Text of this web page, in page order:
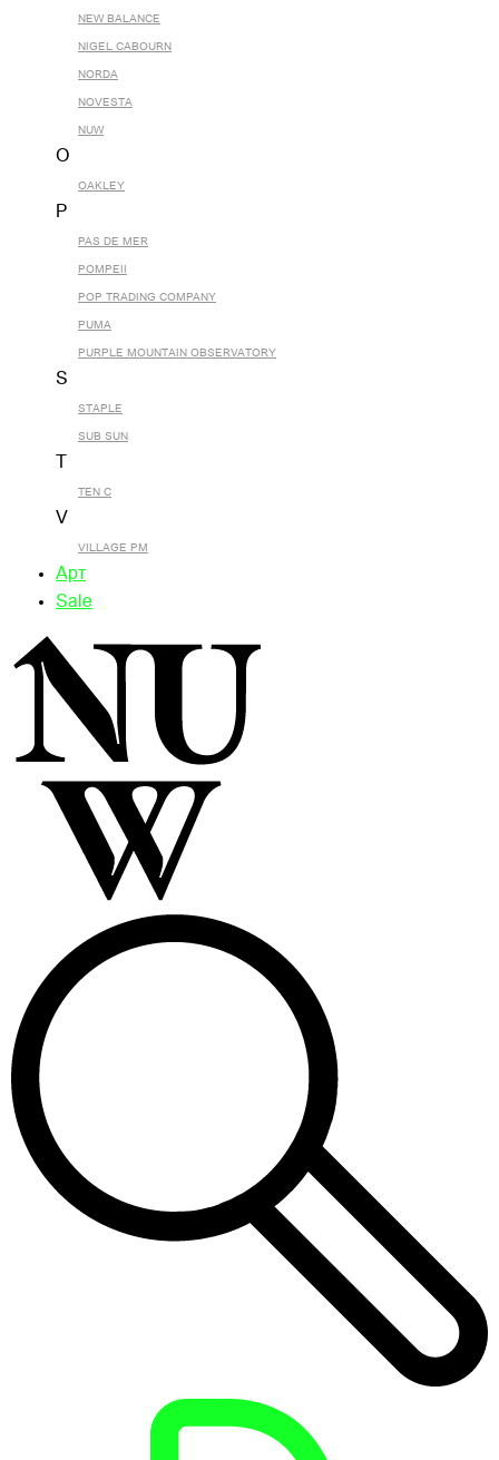
NEW BALANCE
NIGEL CABOURN
NORDA
NOVESTA
NUW
O
OAKLEY
P
PAS DE MER
POMPEII
POP TRADING COMPANY
PUMA
PURPLE MOUNTAIN OBSERVATORY
S
STAPLE
SUB SUN
TEN C
V
VILLAGE PM
Арт
Sale